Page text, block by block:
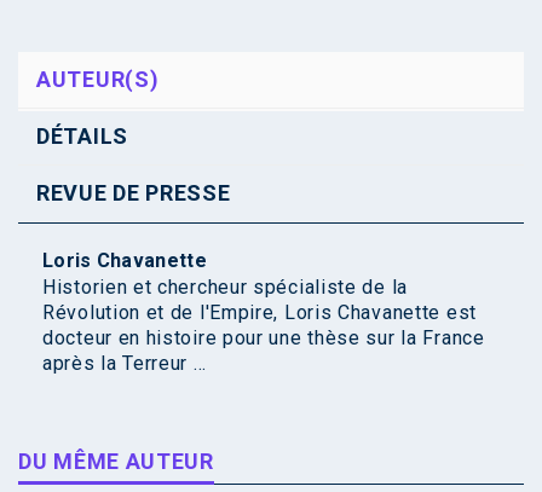
AUTEUR(S)
DÉTAILS
REVUE DE PRESSE
Loris Chavanette
Historien et chercheur spécialiste de la
Révolution et de l'Empire, Loris Chavanette est
docteur en histoire pour une thèse sur la France
après la Terreur ...
DU MÊME AUTEUR